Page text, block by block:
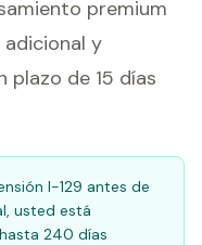
premium
y
plazo de 15 días
I-129 antes de
usted está
240 días